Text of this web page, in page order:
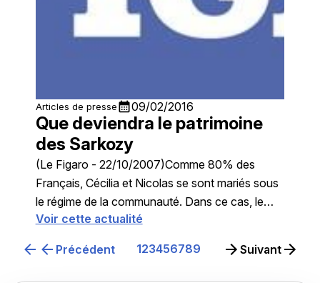
Articles de pressecalendar_month09/02/2016
Que deviendra le patrimoine
des Sarkozy
(Le Figaro - 22/10/2007)Comme 80% des
Français, Cécilia et Nicolas se sont mariés sous
le régime de la communauté. Dans ce cas, le
patrimoine est partagé ...
Voir cette actualité
Précédent 123456789 Suivant